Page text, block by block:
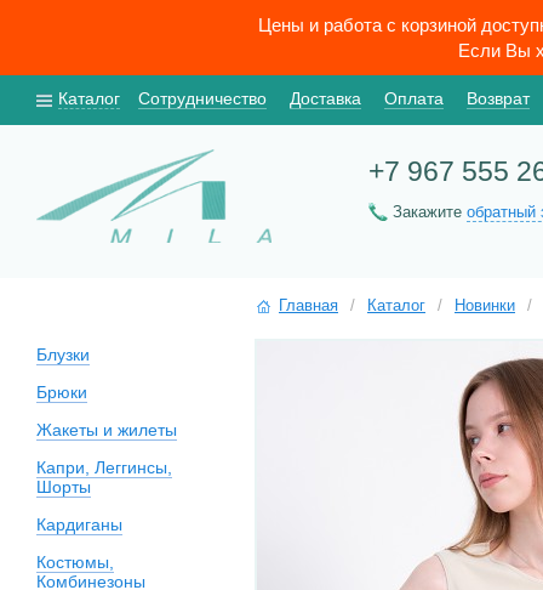
Цены и работа с корзиной
Если Вы
Каталог Сотрудничество Доставка Оплата Возврат
+7 967 555
Закажите обратный
Блузки
Брюки
Жакеты и жилеты
Капри, Леггинсы,
Шорты
Кардиганы
Костюмы,
Комбинезоны
Главная / Каталог / Новинки /